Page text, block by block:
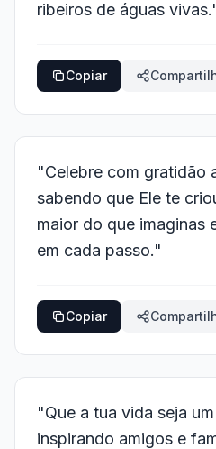
ribeiros de águas
Copiar
"Celebre com gratidão
sabendo que Ele te
maior do que imaginas
em cada passo."
Copiar
"Que a tua vida seja
inspirando amigos e